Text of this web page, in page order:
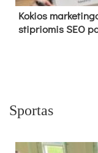
Kokios
stipriomis SEO
Sportas